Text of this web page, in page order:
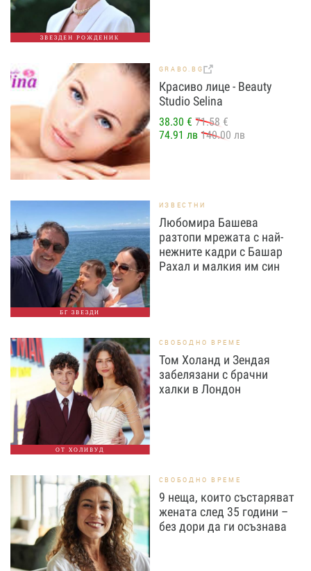
ЗВЕЗДЕН РОЖДЕНИК
GRABO.BG
Красиво лице - Beauty
Studio Selina
38.30 € 71.58 €
74.91 лв 140.00 лв
БГ ЗВЕЗДИ
ИЗВЕСТНИ
Любомира Башева
разтопи мрежата с най-
нежните кадри с Башар
Рахал и малкия им син
ОТ ХОЛИВУД
СВОБОДНО ВРЕМЕ
Том Холанд и Зендая
забелязани с брачни
халки в Лондон
СВОБОДНО ВРЕМЕ
9 неща, които състаряват
жената след 35 години –
без дори да ги осъзнава